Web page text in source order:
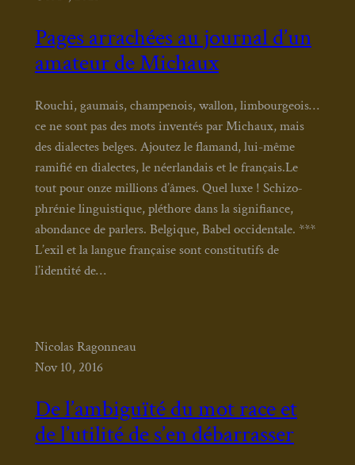
Pages arrachées au journal d’un
amateur de Michaux
Rou­chi, gau­mais, cham­pe­nois, wal­lon, lim­bour­geois…
ce ne sont pas des mots inven­tés par Michaux, mais
des dia­lectes belges. Ajou­tez le fla­mand, lui-même
rami­fié en dia­lectes, le néer­lan­dais et le fran­çais.Le
tout pour onze mil­lions d’âmes. Quel luxe ! Schi­zo­
phré­nie lin­guis­tique, plé­thore dans la signi­fiance,
abon­dance de par­lers. Bel­gique, Babel occi­den­tale. ***
L’exil et la langue fran­çaise sont consti­tu­tifs de
l’identité de…
Nicolas Ragonneau
Nov 10, 2016
De l’ambiguïté du mot race et
de l’utilité de s’en débarrasser